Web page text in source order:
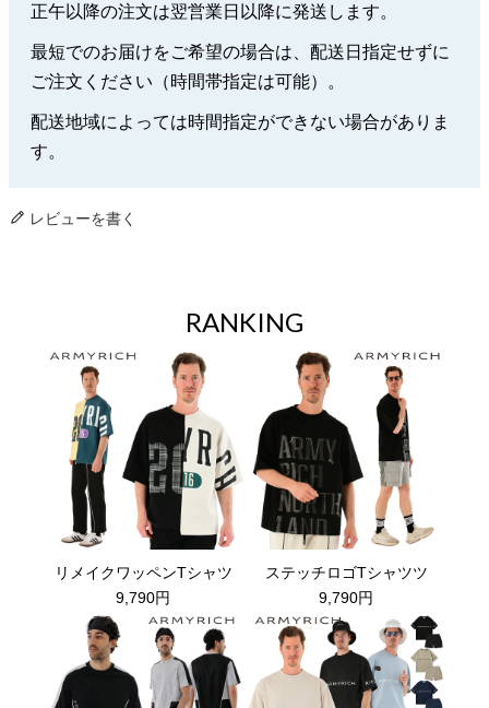
正午以降の注文は翌営業日以降に発送します。
最短でのお届けをご希望の場合は、配送日指定せずに
ご注文ください（時間帯指定は可能）。
配送地域によっては時間指定ができない場合がありま
す。
レビューを書く
RANKING
リメイクワッペンTシャツ
9,790円
ステッチロゴTシャツツ
9,790円